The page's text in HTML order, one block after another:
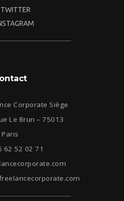
TWITTER
Corporate Siège
Le Brun – 75013
Paris
62 52 02 71